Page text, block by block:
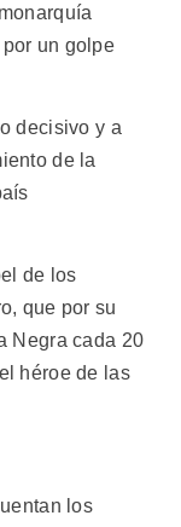
un golpe
decisivo y a
de la
de los
que por su
Negra cada 20
héroe de las
los